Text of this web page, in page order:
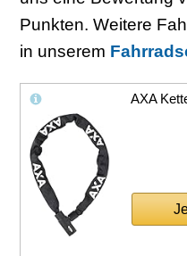
Punkten. Weitere
in unserem
AXA